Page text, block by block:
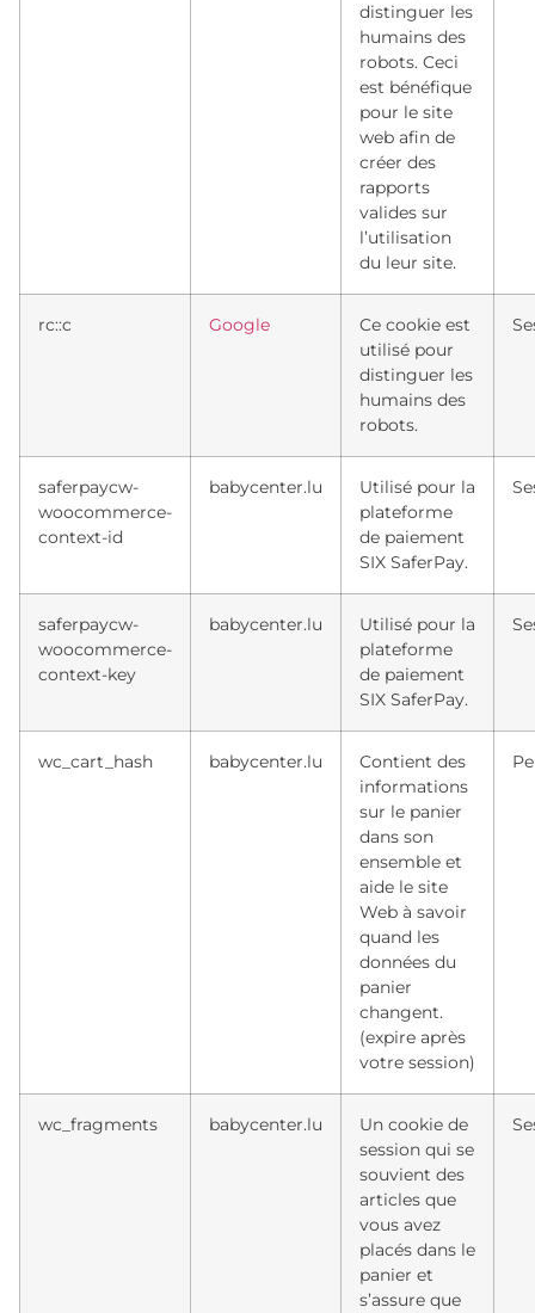
distinguer les
humains des
robots. Ceci
est bénéfique
pour le site
web afin de
créer des
rapports
valides sur
l’utilisation
du leur site.
rc::c Google
Ce cookie est
utilisé pour
distinguer les
humains des
robots.
saferpaycw-
woocommerce-
context-id
babycenter.lu
Utilisé pour la
plateforme
de paiement
SIX SaferPay.
saferpaycw-
woocommerce-
context-key
babycenter.lu
Utilisé pour la
plateforme
de paiement
SIX SaferPay.
wc_cart_hash babycenter.lu
Contient des
informations
sur le panier
dans son
ensemble et
aide le site
Web à savoir
quand les
données du
panier
changent.
(expire après
votre session)
wc_fragments babycenter.lu
Un cookie de
session qui se
souvient des
articles que
vous avez
placés dans le
panier et
s’assure que